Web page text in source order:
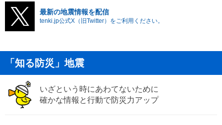
最新の地震情報を配信
tenki.jp公式X（旧Twitter）をご利用ください。
「知る防災」地震
いざという時にあわてないために
確かな情報と行動で防災力アップ